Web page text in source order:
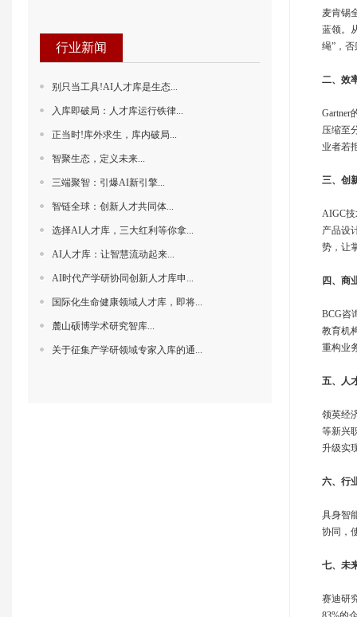
行业新闻
别只当工具!AI人才库是生态...
入库即破局：人才库运行铁律...
正当时!库外求生，库内破局...
智聚生态，定义未来...
三端聚智：引爆AI新引擎...
智链全球：创新人才共同体‌...
选择AI人才库，三大红利等你拿...
AI人才库：让智慧流动起来...
AI时代产学研协同创新人才库申...
国际化生命健康领域人才库，即将...
麓山硕博学术研究智库...
关于征集产学研领域专家入库的通...
麦肯锡
蓝领。
绳”，
二、效
Gartner
压缩至
业者若
三、创
AIGC
产品设
势，让
四、商
BCG咨
教育机
重构业
五、人
领英经
等新兴
升级实
六、行
具身智
协同，
七、未
赛迪研